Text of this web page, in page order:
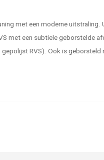
met een moderne uitstraling.
met een subtiele geborstelde
RVS). Ook is geborsteld